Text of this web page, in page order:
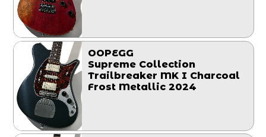
OOPEGG
Supreme Collection
Trailbreaker MK I Charcoal
Frost Metallic 2024